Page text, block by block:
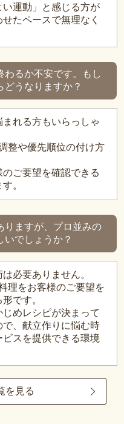
運動」と感じる方が
たペースで無理なく
わるか不安です。もし
どうなりますか？
れる方もいらっしゃ
整や優先順位の付け方
ご要望を確認できる
。
りますが、プロ並みの
いでしょうか？
必要ありません。
理をお客様のご要望を
です。
めレシピが決まって
、献立作りに悩む時
スを提供できる環境
を見る